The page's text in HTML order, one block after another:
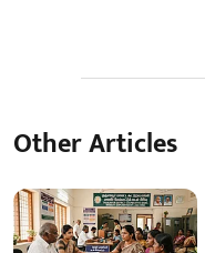
Other Articles